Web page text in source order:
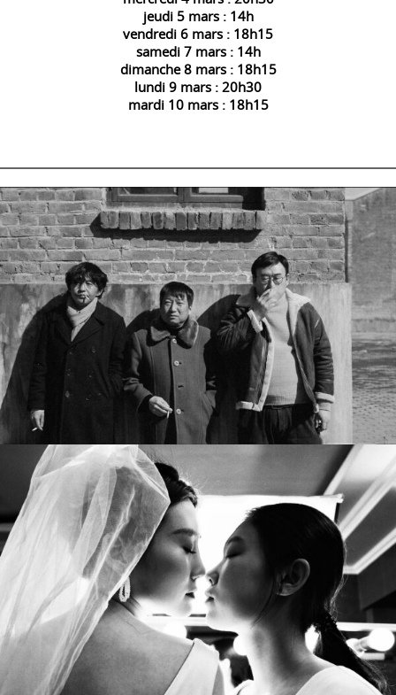
jeudi 5 mars : 14h
vendredi 6 mars : 18h15
samedi 7 mars : 14h
dimanche 8 mars : 18h15
lundi 9 mars : 20h30
mardi 10 mars : 18h15